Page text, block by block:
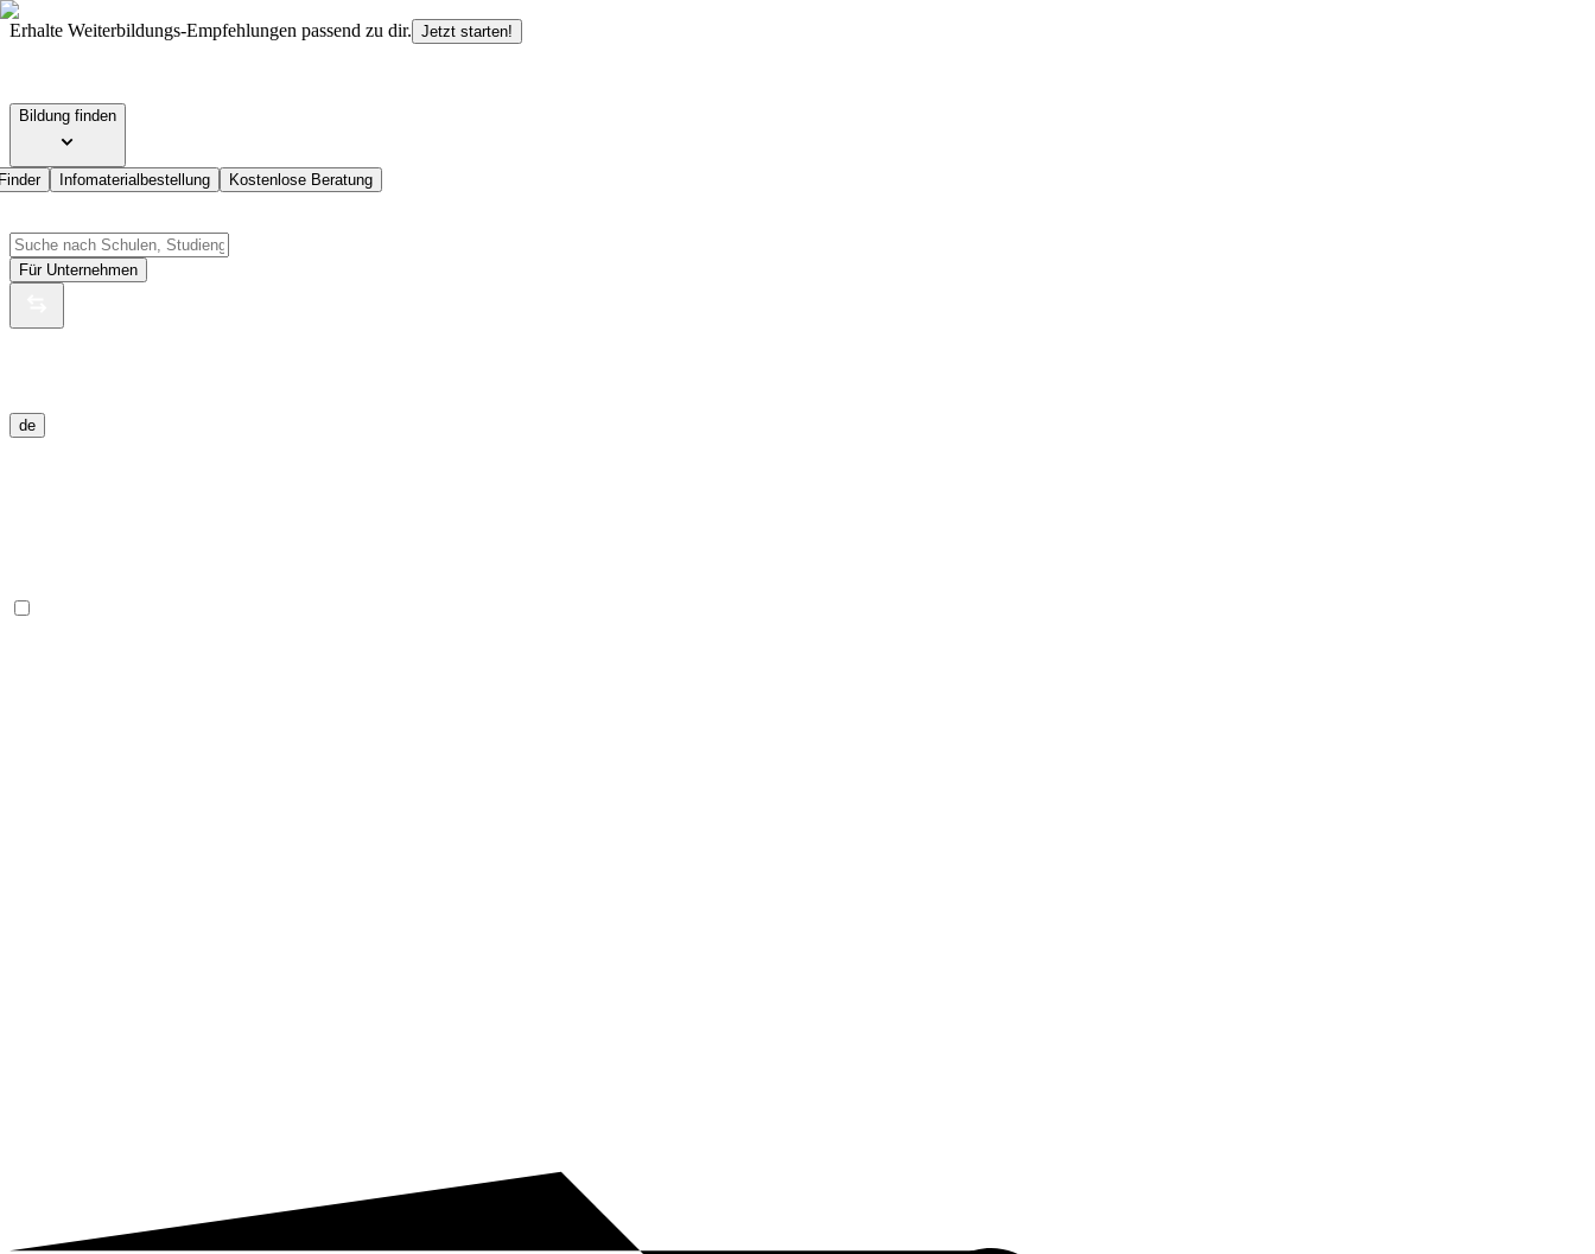
Erhalte Weiterbildungs-Empfehlungen passend zu dir. Jetzt starten!
Bildung finden
Infomaterialbestellung Kostenlose Beratung
Für Unternehmen
de